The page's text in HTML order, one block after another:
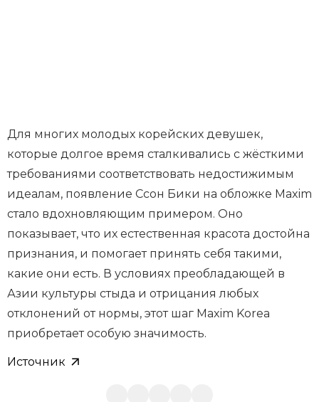
Для многих молодых корейских девушек,
которые долгое время сталкивались с жёсткими
требованиями соответствовать недостижимым
идеалам, появление Ссон Бики на обложке Maxim
стало вдохновляющим примером. Оно
показывает, что их естественная красота достойна
признания, и помогает принять себя такими,
какие они есть. В условиях преобладающей в
Азии культуры стыда и отрицания любых
отклонений от нормы, этот шаг Maxim Korea
приобретает особую значимость.
Источник